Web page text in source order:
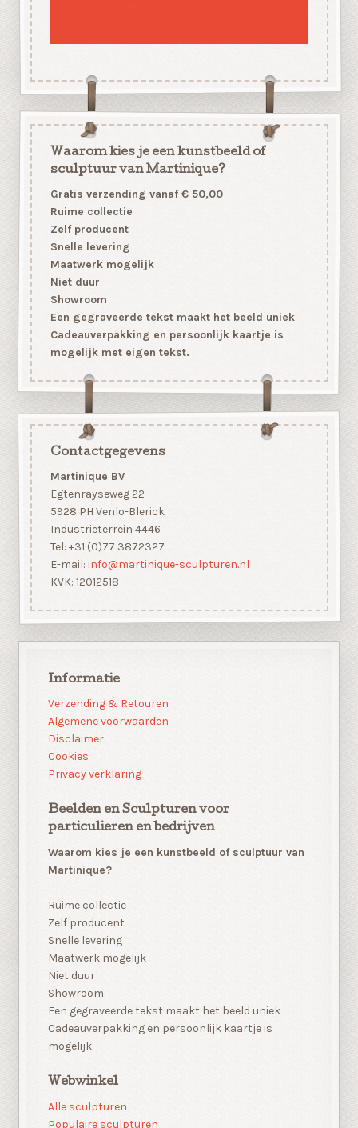
Waarom kies je een kunstbeeld of
sculptuur van Martinique?
Gratis verzending vanaf € 50,00
Ruime collectie
Zelf producent
Snelle levering
Maatwerk mogelijk
Niet duur
Showroom
Een gegraveerde tekst maakt het beeld uniek
Cadeauverpakking en persoonlijk kaartje is
mogelijk met eigen tekst.
Contactgegevens
Martinique BV
Egtenrayseweg 22
5928 PH Venlo-Blerick
Industrieterrein 4446
Tel: +31 (0)77 3872327
E-mail: info@martinique-sculpturen.nl
KVK: 12012518
Informatie
Verzending & Retouren
Algemene voorwaarden
Disclaimer
Cookies
Privacy verklaring
Beelden en Sculpturen voor
particulieren en bedrijven
Waarom kies je een kunstbeeld of sculptuur van
Martinique?
Ruime collectie
Zelf producent
Snelle levering
Maatwerk mogelijk
Niet duur
Showroom
Een gegraveerde tekst maakt het beeld uniek
Cadeauverpakking en persoonlijk kaartje is
mogelijk
Webwinkel
Alle sculpturen
Populaire sculpturen